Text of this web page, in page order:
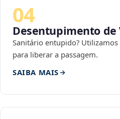
04
Desentupimento de
Sanitário entupido?
para liberar a passagem.
SAIBA MAIS